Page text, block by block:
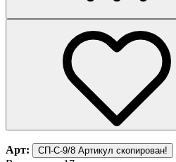
Арт: СП-С-9/8 Артикул скопирован!